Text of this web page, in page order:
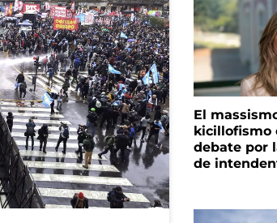
El
kicillofismo
debate por
de